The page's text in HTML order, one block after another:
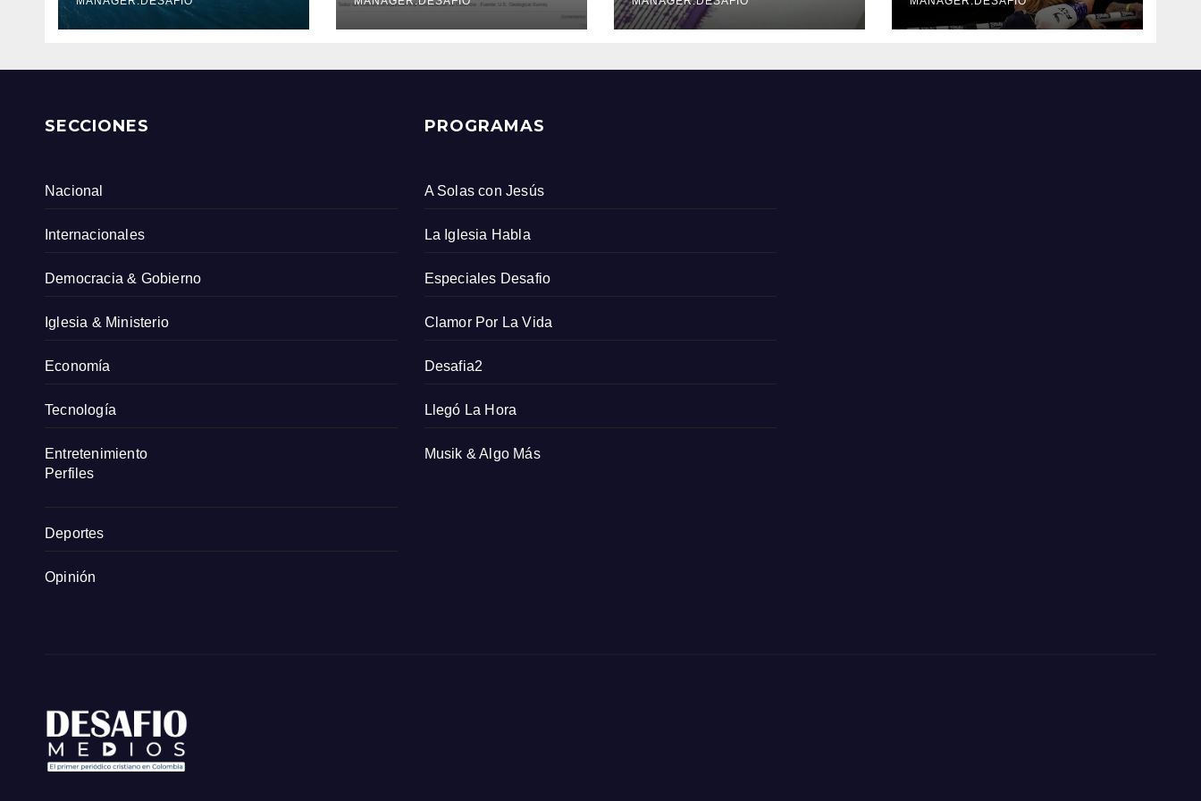
Servicio Geológico
Colombiano
SECCIONES
Nacional
Internacionales
Democracia & Gobierno
Iglesia & Ministerio
Economía
Tecnología
Entretenimiento
Perfiles
Deportes
Opinión
PROGRAMAS
A Solas con Jesús
La Iglesia Habla
Especiales Desafio
Clamor Por La Vida
Desafia2
Llegó La Hora
Musik & Algo Más